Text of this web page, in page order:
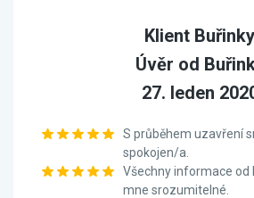
Klient Buřinky
Úvěr od
27. leden
S průběhem uzavření
spokojen/a.
Všechny informace od
mne srozumitelné.